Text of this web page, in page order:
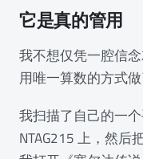
它是真的管用
我不想仅凭一腔信
用唯一算数的方式做
我扫描了自己的一
NTAG215 上，然后